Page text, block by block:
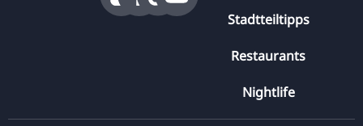
Stadtteiltipps
Restaurants
Nightlife